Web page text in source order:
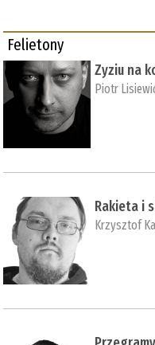
Felietony
Zyziu na
Piotr
Rakieta i
Krzysztof